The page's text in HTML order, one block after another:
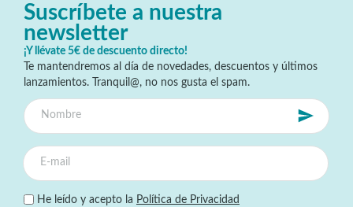
Suscríbete a nuestra
newsletter
¡Y llévate 5€ de descuento directo!
Te mantendremos al día de novedades, descuentos y últimos
lanzamientos. Tranquil@, no nos gusta el spam.
He leído y acepto la Política de Privacidad